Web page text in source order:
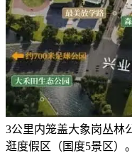
3公里内笼盖大象岗丛林
逛度假区（国度5景区）